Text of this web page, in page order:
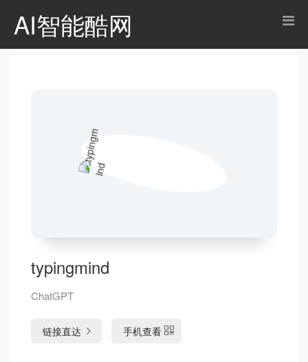
AI智能酷网
typingmind
ChatGPT
链接直达 手机查看